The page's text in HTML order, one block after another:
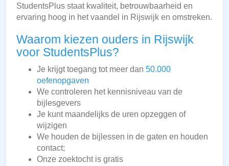
StudentsPlus staat kwaliteit, betrouwbaarheid en
ervaring hoog in het vaandel in Rijswijk en omstreken.
Waarom kiezen ouders in Rijswijk
voor StudentsPlus?
Je krijgt toegang tot meer dan 50.000
oefenopgaven
We controleren het kennisniveau van de
bijlesgevers
Je kunt maandelijks de uren opzeggen of
wijzigen
We houden de bijlessen in de gaten en houden
contact;
Onze zoektocht is gratis